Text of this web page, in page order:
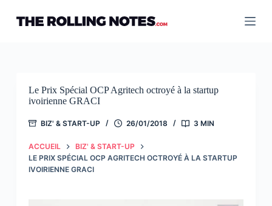
contenu
Le Prix Spécial OCP Agritech octroyé à la startup
ivoirienne GRACI
BIZ' & START-UP 26/01/2018 3 MIN
ACCUEIL
BIZ' & START-UP
LE PRIX SPÉCIAL OCP AGRITECH OCTROYÉ À LA STARTUP
IVOIRIENNE GRACI